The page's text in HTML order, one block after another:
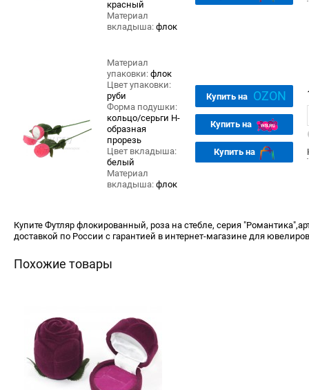
красный
Материал
вкладыша: флок
Материал
упаковки: флок
Цвет упаковки:
руби
Форма подушки:
кольцо/серьги Н-
образная
прорезь
Цвет вкладыша:
белый
Материал
вкладыша: флок
Купить на OZON
Купить на
Купить на
Купите Футляр флокированный, роза на стебле, серия
доставкой по России с гарантией в интернет-магазине для
Похожие товары